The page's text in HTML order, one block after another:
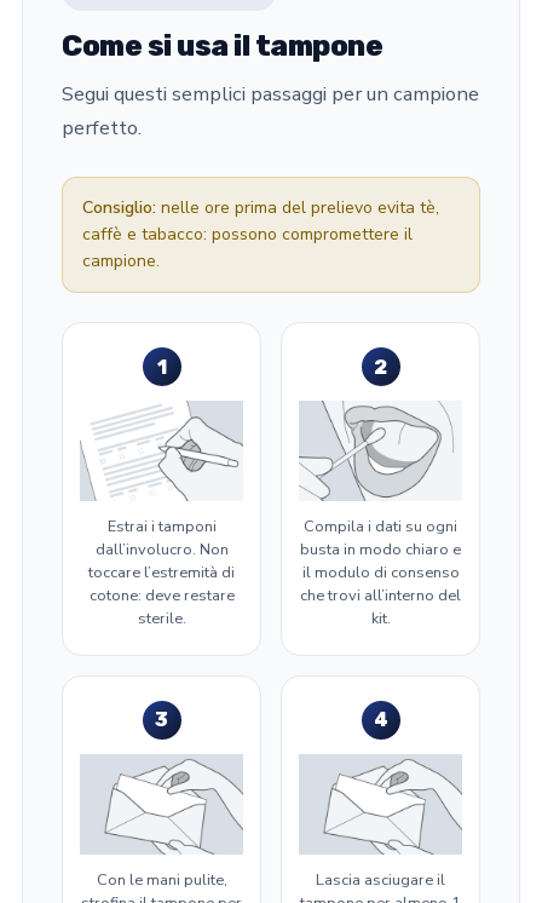
Come si usa il tampone
Segui questi semplici passaggi per un campione
perfetto.
Consiglio: nelle ore prima del prelievo evita tè,
caffè e tabacco: possono compromettere il
campione.
1
Estrai i tamponi
dall’involucro. Non
toccare l’estremità di
cotone: deve restare
sterile.
2
Compila i dati su ogni
busta in modo chiaro e
il modulo di consenso
che trovi all’interno del
kit.
3
Con le mani pulite,
4
Lascia asciugare il